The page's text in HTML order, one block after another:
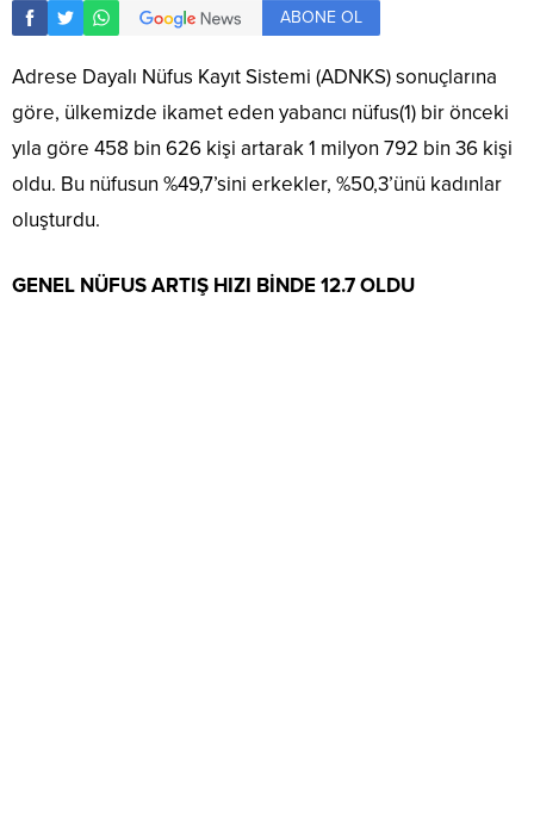
ABONE OL
Adrese Dayalı Nüfus Kayıt Sistemi (ADNKS) sonuçlarına
göre, ülkemizde ikamet eden yabancı nüfus(1) bir önceki
yıla göre 458 bin 626 kişi artarak 1 milyon 792 bin 36 kişi
oldu. Bu nüfusun %49,7’sini erkekler, %50,3’ünü kadınlar
oluşturdu.
GENEL NÜFUS ARTIŞ HIZI BİNDE 12.7 OLDU